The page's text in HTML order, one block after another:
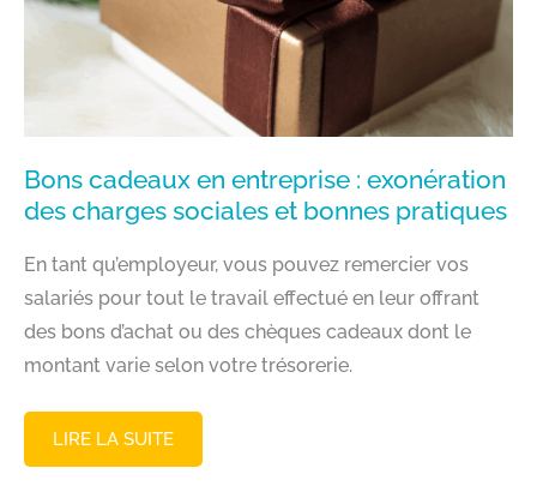
ENTREPRISE
Bons cadeaux en entreprise : exonération
des charges sociales et bonnes pratiques
En tant qu’employeur, vous pouvez remercier vos
salariés pour tout le travail effectué en leur offrant
des bons d’achat ou des chèques cadeaux dont le
montant varie selon votre trésorerie.
BONS
CADEAUX
LIRE LA SUITE